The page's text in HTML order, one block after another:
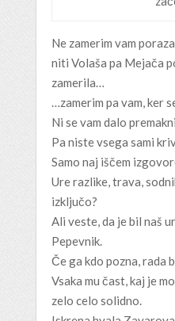
Ne zamerim vam
niti Volaša pa Mejača
zamerila…
…zamerim pa vam, ker
Ni se vam dalo
Pa niste vsega sami
Samo naj iščem
Ure razlike, trava,
izključo?
Ali veste, da je bil naš
Pepevnik.
Če ga kdo pozna, rada
Vsaka mu čast, kaj je
zelo celo solidno.